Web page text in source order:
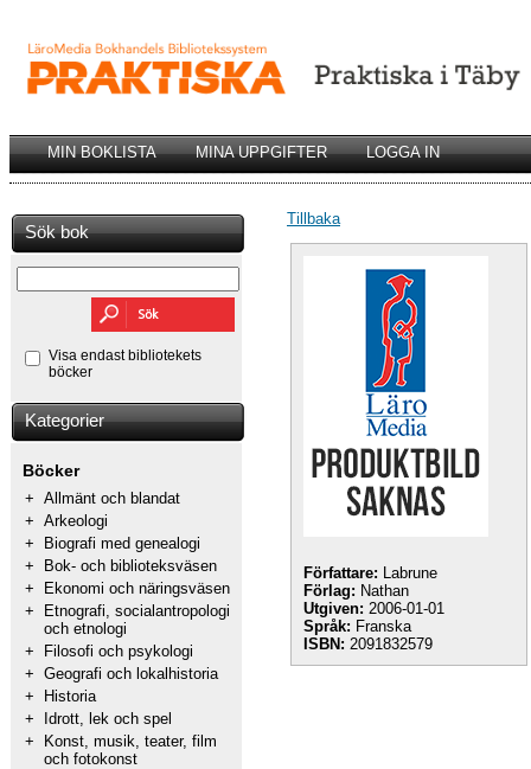
MIN BOKLISTA MINA UPPGIFTER LOGGA IN
Sök bok
Visa endast bibliotekets
böcker
Kategorier
Böcker
+ Allmänt och blandat
+ Arkeologi
+
Biografi med genealogi
+
Bok- och biblioteksväsen
+
Ekonomi och näringsväsen
+
Etnografi, socialantropologi
och etnologi
+
Filosofi och psykologi
+ Geografi och lokalhistoria
+
Historia
+
Idrott, lek och spel
+
Konst, musik, teater, film
och fotokonst
Tillbaka
Författare: Labrune
Förlag: Nathan
Utgiven: 2006-01-01
Språk: Franska
ISBN: 2091832579